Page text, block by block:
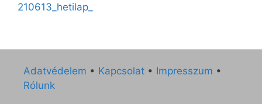
210613_hetilap_
Adatvédelem • Kapcsolat • Impresszum •
Rólunk